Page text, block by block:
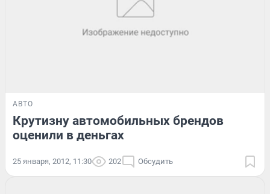
АВТО
Крутизну автомобильных брендов
оценили в деньгах
25 января, 2012, 11:30 202 Обсудить